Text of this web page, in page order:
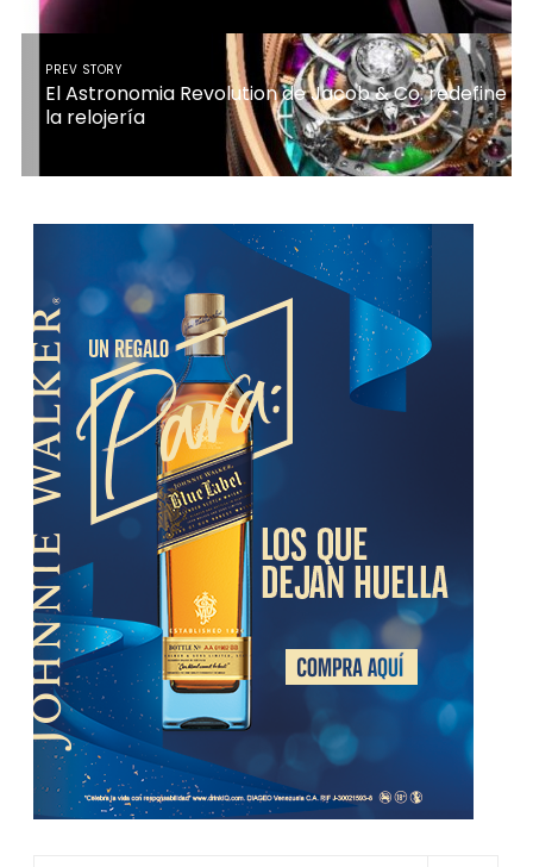
PREV STORY
El Astronomia Revolution de Jacob & Co. redefine
la relojería